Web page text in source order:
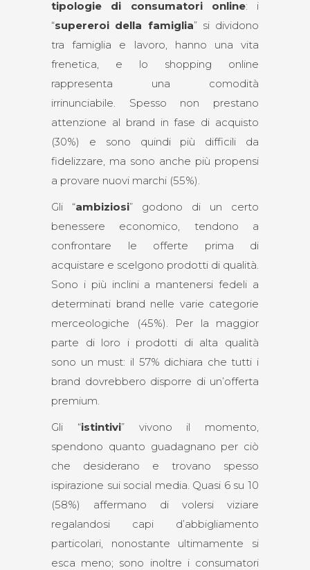
tipologie di consumatori online: i
“supereroi della famiglia” si dividono
tra famiglia e lavoro, hanno una vita
frenetica, e lo shopping online
rappresenta una comodità
irrinunciabile. Spesso non prestano
attenzione al brand in fase di acquisto
(30%) e sono quindi più difficili da
fidelizzare, ma sono anche più propensi
a provare nuovi marchi (55%).
Gli “ambiziosi” godono di un certo
benessere economico, tendono a
confrontare le offerte prima di
acquistare e scelgono prodotti di qualità.
Sono i più inclini a mantenersi fedeli a
determinati brand nelle varie categorie
merceologiche (45%). Per la maggior
parte di loro i prodotti di alta qualità
sono un must: il 57% dichiara che tutti i
brand dovrebbero disporre di un’offerta
premium.
Gli “istintivi” vivono il momento,
spendono quanto guadagnano per ciò
che desiderano e trovano spesso
ispirazione sui social media. Quasi 6 su 10
(58%) affermano di volersi viziare
regalandosi capi d’abbigliamento
particolari, nonostante ultimamente si
esca meno; sono inoltre i consumatori